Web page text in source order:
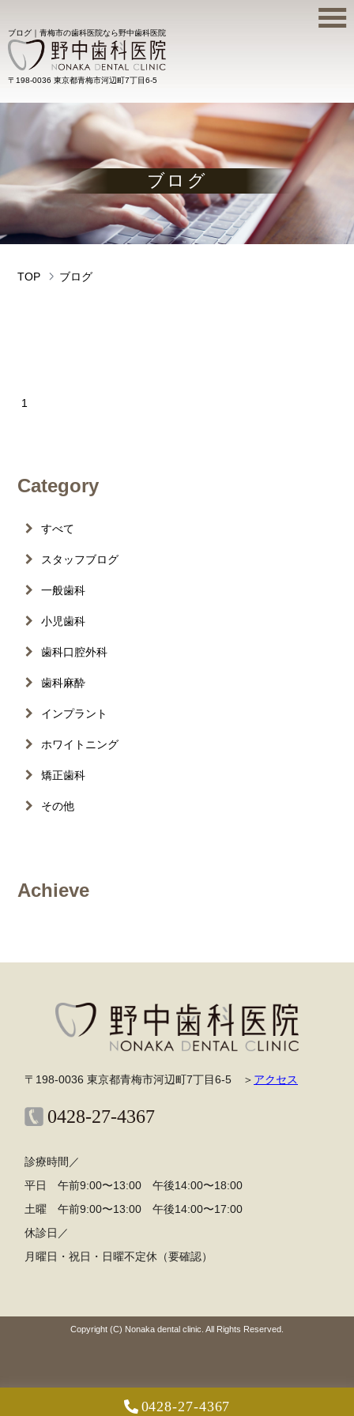
ブログ｜青梅市の歯科医院なら野中歯科医院
〒198-0036 東京都青梅市河辺町7丁目6-5
0428-27-4367
ブログ
TOP ブログ
1
Category
すべて
スタッフブログ
一般歯科
小児歯科
歯科口腔外科
歯科麻酔
インプラント
ホワイトニング
矯正歯科
その他
Achieve
〒198-0036 東京都青梅市河辺町7丁目6-5 ＞ アクセス
0428-27-4367
診療時間／
平日 午前9:00〜13:00 午後14:00〜18:00
土曜 午前9:00〜13:00 午後14:00〜17:00
休診日／
月曜日・祝日・日曜不定休（要確認）
Copyright (C) Nonaka dental clinic. All Rights Reserved.